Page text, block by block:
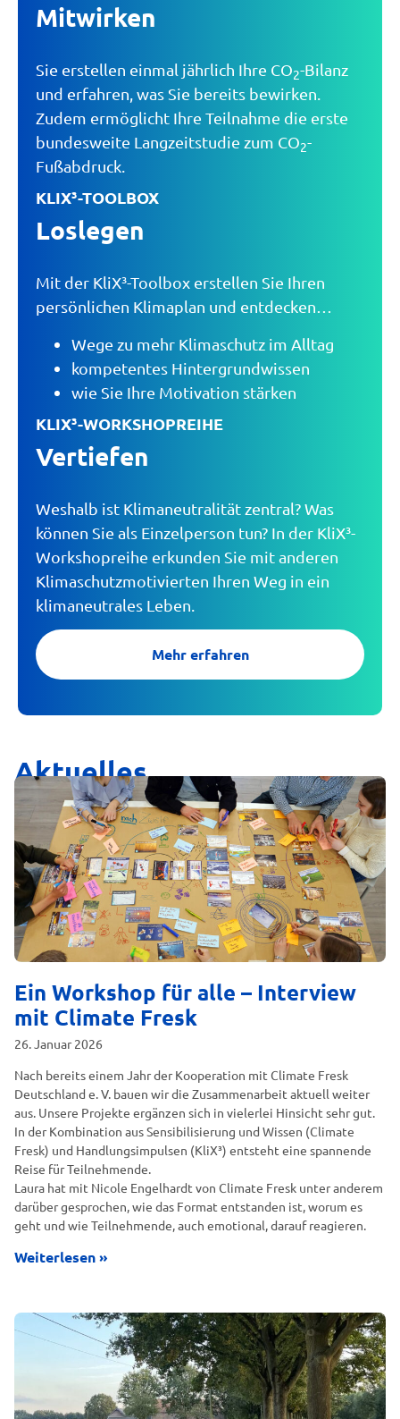
Mitwirken
Sie erstellen einmal jährlich Ihre CO2-Bilanz
und erfahren, was Sie bereits bewirken.
Zudem ermöglicht Ihre Teilnahme die erste
bundesweite Langzeitstudie zum CO2-
Fußabdruck.
KLIX³-TOOLBOX
Loslegen
Mit der KliX³-Toolbox erstellen Sie Ihren
persönlichen Klimaplan und entdecken…
Wege zu mehr Klimaschutz im Alltag
kompetentes Hintergrundwissen
wie Sie Ihre Motivation stärken
KLIX³-WORKSHOPREIHE
Vertiefen
Weshalb ist Klimaneutralität zentral? Was
können Sie als Einzelperson tun? In der KliX³-
Workshopreihe erkunden Sie mit anderen
Klimaschutzmotivierten Ihren Weg in ein
klimaneutrales Leben.
Mehr erfahren
Aktuelles
Ein Workshop für alle – Interview
mit Climate Fresk
26. Januar 2026
Nach bereits einem Jahr der Kooperation mit Climate Fresk
Deutschland e. V. bauen wir die Zusammenarbeit aktuell weiter
aus. Unsere Projekte ergänzen sich in vielerlei Hinsicht sehr gut.
In der Kombination aus Sensibilisierung und Wissen (Climate
Fresk) und Handlungsimpulsen (KliX³) entsteht eine spannende
Reise für Teilnehmende.
Laura hat mit Nicole Engelhardt von Climate Fresk unter anderem
darüber gesprochen, wie das Format entstanden ist, worum es
geht und wie Teilnehmende, auch emotional, darauf reagieren.
Weiterlesen »